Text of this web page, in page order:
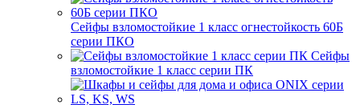
Сейфы взломостойкие 1 класс огнестойкость 60Б
серии ПКО
Сейфы
взломостойкие 1 класс серии ПК